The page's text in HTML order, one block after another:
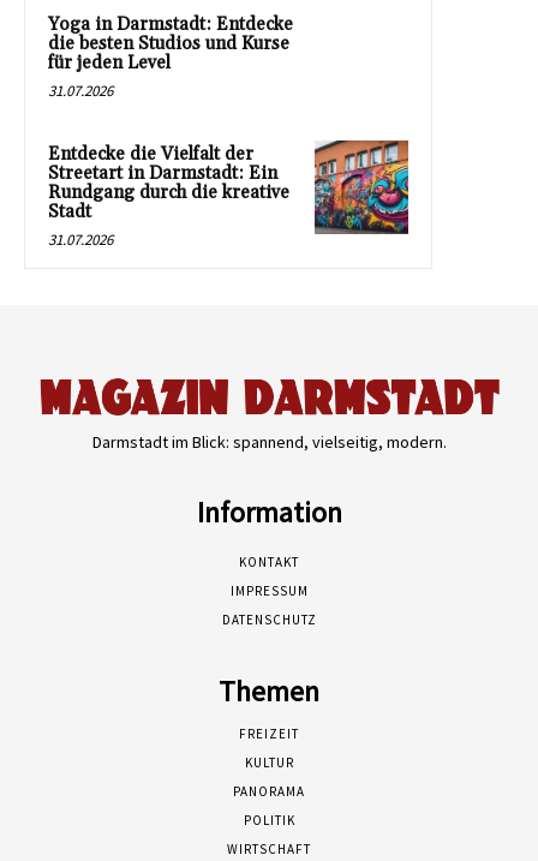
Yoga in Darmstadt: Entdecke
die besten Studios und Kurse
für jeden Level
31.07.2026
Entdecke die Vielfalt der
Streetart in Darmstadt: Ein
Rundgang durch die kreative
Stadt
31.07.2026
Darmstadt im Blick: spannend, vielseitig, modern.
Information
KONTAKT
IMPRESSUM
DATENSCHUTZ
Themen
FREIZEIT
KULTUR
PANORAMA
POLITIK
WIRTSCHAFT